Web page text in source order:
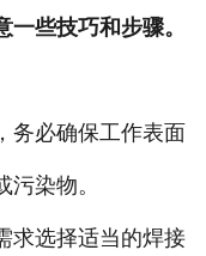
生产能力
联系我们
些技巧和步骤。
必确保工作表面
染物。
选择适当的焊接